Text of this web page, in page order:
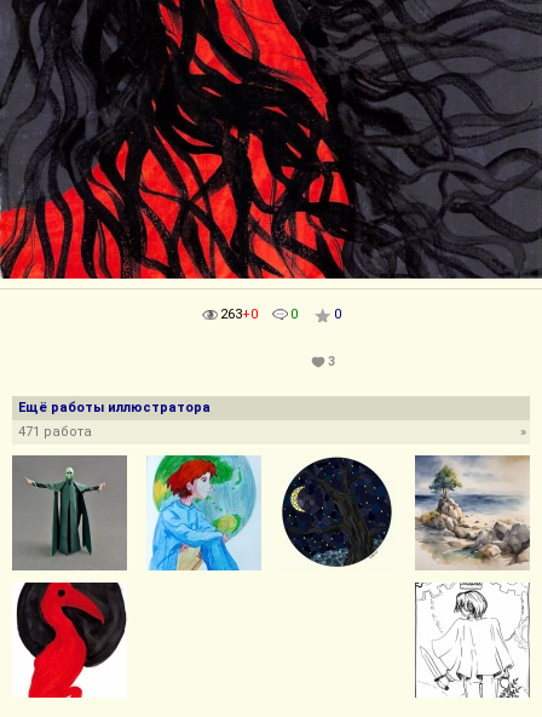
263+0 0 0
3
Ещё работы иллюстратора
»
471 работа